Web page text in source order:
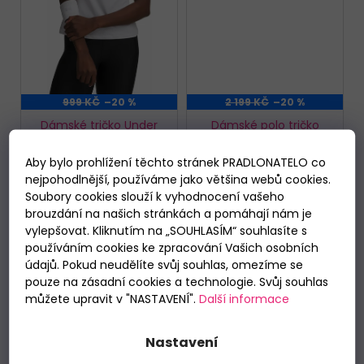
Aby bylo prohlížení těchto stránek PRADLONATELO co
nejpohodlnější, používáme jako většina webů cookies.
Soubory cookies slouží k vyhodnocení vašeho
brouzdání na našich stránkách a pomáhají nám je
vylepšovat. Kliknutím na „SOUHLASÍM“ souhlasíte s
používáním cookies ke zpracování Vašich osobních
údajů. Pokud neudělíte svůj souhlas, omezíme se
pouze na zásadní cookies a technologie. Svůj souhlas
můžete upravit v "NASTAVENÍ". Další informace
Nastavení
999 KČ –20 %
Dámské tričko Under
Do 3 dnů
791 Kč
DETAIL
XS S M L XXL
2 199 KČ –20 %
Dámské polo tričko
Chill SS Polo
Do 3 dnů
1 740 Kč
DETAIL
XS S M L